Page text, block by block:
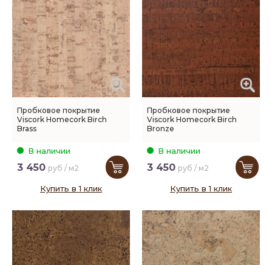
Пробковое покрытие
Viscork Homecork Birch
Brass
В наличии
3 450 руб / м2
Купить в 1 клик
Пробковое покрытие
Viscork Homecork Birch
Bronze
В наличии
3 450 руб / м2
Купить в 1 клик